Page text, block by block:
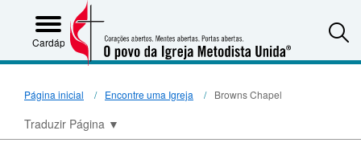
Cardápio
Página inicial Encontre uma Igreja Browns Chapel
Traduzir Página ▼